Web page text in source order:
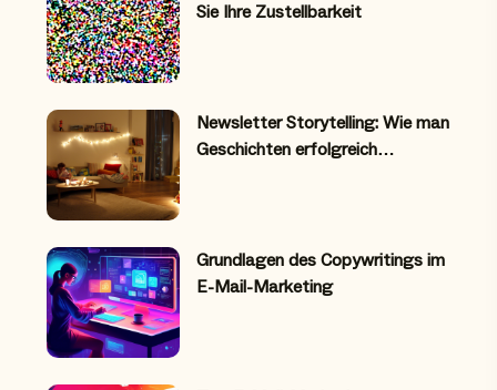
Sie Ihre Zustellbarkeit
Newsletter Storytelling: Wie man
Geschichten erfolgreich…
Grundlagen des Copywritings im
E-Mail-Marketing